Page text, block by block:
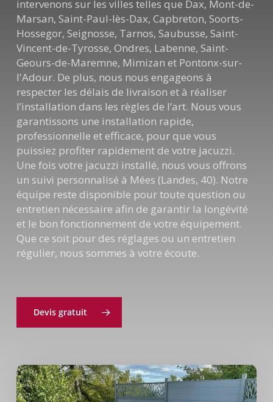
intervenons sur les villes telles que Dax, Mont-de-
Marsan, Saint-Paul-lès-Dax, Capbreton, Soorts-
Hossegor, Seignosse, Tarnos, Saubusse, Saint-
Vincent-de-Tyrosse, Ondres, Labenne, Saint-
Geours-de-Maremne, Mimizan et Pontonx-sur-
l'Adour. De plus, nous nous engageons à
respecter les délais de livraison et à réaliser
l’installation dans les règles de l’art. Nous vous
garantissons une installation rapide,
professionnelle et efficace, pour que vous
puissiez profiter rapidement de votre jacuzzi.
Une fois votre jacuzzi installé, nous vous offrons
un suivi personnalisé à Mées (Landes, 40). Notre
équipe reste disponible pour toute question ou
entretien nécessaire afin de garantir la longévité
et le bon fonctionnement de votre équipement.
Que ce soit pour des réglages ou un entretien
régulier, nous sommes à votre écoute.
Devis gratuit